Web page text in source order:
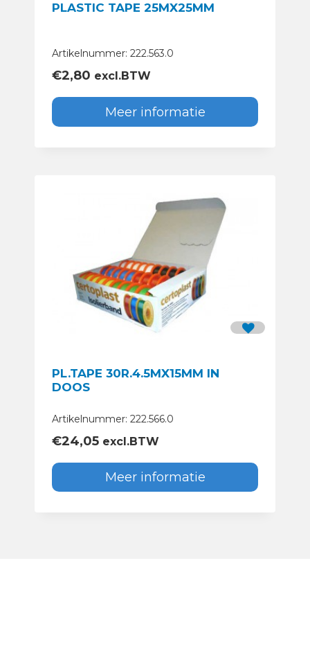
PLASTIC TAPE 25MX25MM
Artikelnummer: 222.563.0
€2,80 excl.BTW
Meer informatie
PL.TAPE 30R.4.5MX15MM IN
DOOS
Artikelnummer: 222.566.0
€24,05 excl.BTW
Meer informatie